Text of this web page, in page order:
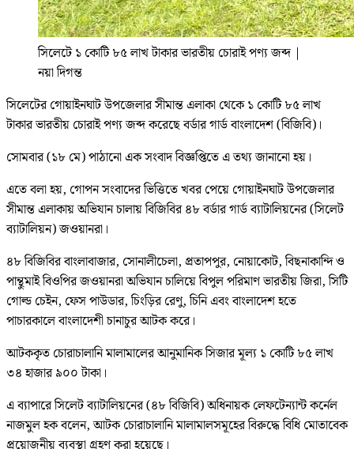
সিলেটে ১ কোটি ৮৫ লাখ টাকার ভারতীয় চোরাই পণ্য জব্দ |
নয়া দিগন্ত
সিলেটের গোয়াইনঘাট উপজেলার সীমান্ত এলাকা থেকে ১ কোটি ৮৫ লাখ
টাকার ভারতীয় চোরাই পণ্য জব্দ করেছে বর্ডার গার্ড বাংলাদেশ (বিজিবি)।
সোমবার (১৮ মে) পাঠানো এক সংবাদ বিজ্ঞপ্তিতে এ তথ্য জানানো হয়।
এতে বলা হয়, গোপন সংবাদের ভিত্তিতে খবর পেয়ে গোয়াইনঘাট উপজেলার
সীমান্ত এলাকায় অভিযান চালায় বিজিবির ৪৮ বর্ডার গার্ড ব্যাটালিয়নের (সিলেট
ব্যাটালিয়ন) জওয়ানরা।
৪৮ বিজিবির বাংলাবাজার, সোনালীচেলা, প্রতাপপুর, নোয়াকোট, বিছনাকান্দি ও
পান্থুমাই বিওপির জওয়ানরা অভিযান চালিয়ে বিপুল পরিমাণ ভারতীয় জিরা, সিটি
গোল্ড চেইন, ফেস পাউডার, চিংড়ির রেণু, চিনি এবং বাংলাদেশ হতে
পাচারকালে বাংলাদেশী চানাচুর আটক করে।
আটককৃত চোরাচালানি মালামালের আনুমানিক সিজার মূল্য ১ কোটি ৮৫ লাখ
৩৪ হাজার ৯০০ টাকা।
এ ব্যাপারে সিলেট ব্যাটালিয়নের (৪৮ বিজিবি) অধিনায়ক লেফটেন্যান্ট কর্নেল
নাজমুল হক বলেন, আটক চোরাচালানি মালামালসমূহের বিরুদ্ধে বিধি মোতাবেক